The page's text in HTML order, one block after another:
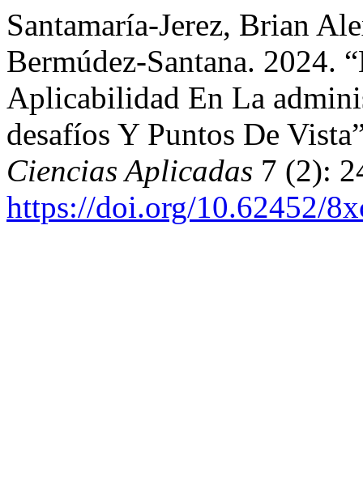
Santamaría-Jerez, Brian
Bermúdez-Santana.
Aplicabilidad En La
desafíos Y Puntos De
Ciencias Aplicadas 7 (2):
https://doi.org/10.62452/